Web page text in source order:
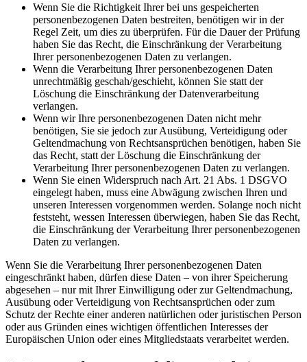
Wenn Sie die Richtigkeit Ihrer bei uns gespeicherten
personenbezogenen Daten bestreiten, benötigen wir in der
Regel Zeit, um dies zu überprüfen. Für die Dauer der Prüfung
haben Sie das Recht, die Einschränkung der Verarbeitung
Ihrer personenbezogenen Daten zu verlangen.
Wenn die Verarbeitung Ihrer personenbezogenen Daten
unrechtmäßig geschah/geschieht, können Sie statt der
Löschung die Einschränkung der Datenverarbeitung
verlangen.
Wenn wir Ihre personenbezogenen Daten nicht mehr
benötigen, Sie sie jedoch zur Ausübung, Verteidigung oder
Geltendmachung von Rechtsansprüchen benötigen, haben Sie
das Recht, statt der Löschung die Einschränkung der
Verarbeitung Ihrer personenbezogenen Daten zu verlangen.
Wenn Sie einen Widerspruch nach Art. 21 Abs. 1 DSGVO
eingelegt haben, muss eine Abwägung zwischen Ihren und
unseren Interessen vorgenommen werden. Solange noch nicht
feststeht, wessen Interessen überwiegen, haben Sie das Recht,
die Einschränkung der Verarbeitung Ihrer personenbezogenen
Daten zu verlangen.
Wenn Sie die Verarbeitung Ihrer personenbezogenen Daten
eingeschränkt haben, dürfen diese Daten – von ihrer Speicherung
abgesehen – nur mit Ihrer Einwilligung oder zur Geltendmachung,
Ausübung oder Verteidigung von Rechtsansprüchen oder zum
Schutz der Rechte einer anderen natürlichen oder juristischen Person
oder aus Gründen eines wichtigen öffentlichen Interesses der
Europäischen Union oder eines Mitgliedstaats verarbeitet werden.